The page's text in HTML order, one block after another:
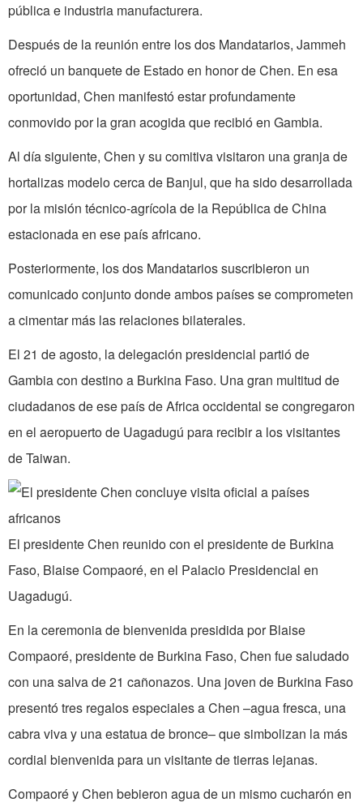
pública e industria manufacturera.
Después de la reunión entre los dos Mandatarios, Jammeh
ofreció un banquete de Estado en honor de Chen. En esa
oportunidad, Chen manifestó estar profundamente
conmovido por la gran acogida que recibió en Gambia.
Al día siguiente, Chen y su comitiva visitaron una granja de
hortalizas modelo cerca de Banjul, que ha sido desarrollada
por la misión técnico-agrícola de la República de China
estacionada en ese país africano.
Posteriormente, los dos Mandatarios suscribieron un
comunicado conjunto donde ambos países se comprometen
a cimentar más las relaciones bilaterales.
El 21 de agosto, la delegación presidencial partió de
Gambia con destino a Burkina Faso. Una gran multitud de
ciudadanos de ese país de Africa occidental se congregaron
en el aeropuerto de Uagadugú para recibir a los visitantes
de Taiwan.
El presidente Chen reunido con el presidente de Burkina
Faso, Blaise Compaoré, en el Palacio Presidencial en
Uagadugú.
En la ceremonia de bienvenida presidida por Blaise
Compaoré, presidente de Burkina Faso, Chen fue saludado
con una salva de 21 cañonazos. Una joven de Burkina Faso
presentó tres regalos especiales a Chen –agua fresca, una
cabra viva y una estatua de bronce– que simbolizan la más
cordial bienvenida para un visitante de tierras lejanas.
Compaoré y Chen bebieron agua de un mismo cucharón en